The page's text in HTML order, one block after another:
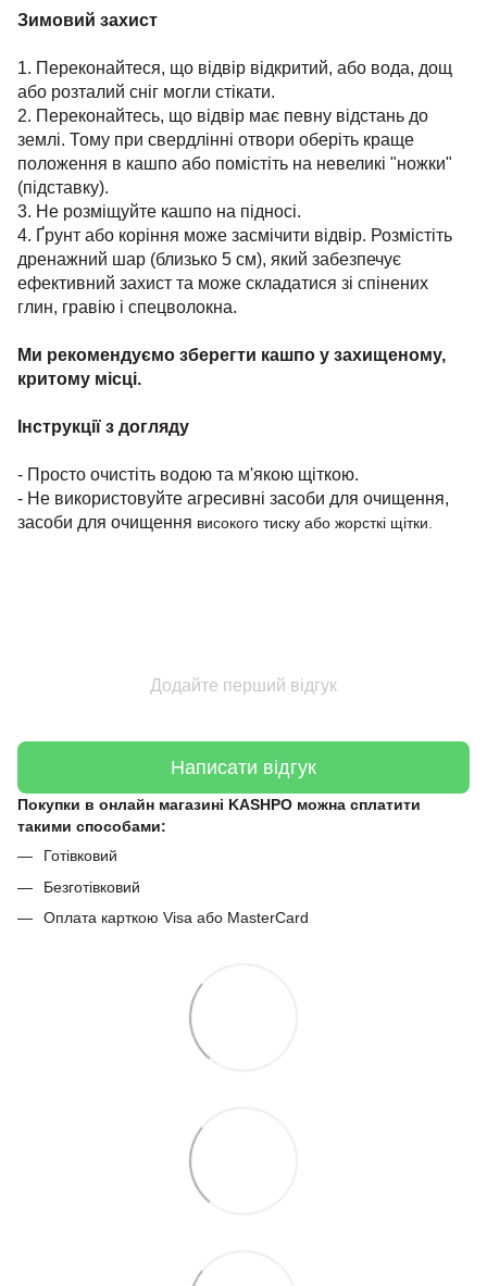
Зимовий захист
1. Переконайтеся, що відвір відкритий, або вода, дощ
або розталий сніг могли стікати.
2. Переконайтесь, що відвір має певну відстань до
землі. Тому при свердлінні отвори оберіть краще
положення в кашпо або помістіть на невеликі "ножки"
(підставку).
3. Не розміщуйте кашпо на підносі.
4. Ґрунт або коріння може засмічити відвір. Розмістіть
дренажний шар (близько 5 см), який забезпечує
ефективний захист та може складатися зі спінених
глин, гравію і спецволокна.
Ми рекомендуємо зберегти кашпо у захищеному,
критому місці.
Інструкції з догляду
- Просто очистіть водою та м'якою щіткою.
- Не використовуйте агресивні засоби для очищення,
засоби для очищення високого тиску або жорсткі щітки.
Додайте перший відгук
Написати відгук
Покупки в онлайн магазині KASHPO можна сплатити
такими способами:
Готівковий
Безготівковий
Оплата карткою Visa або MasterCard